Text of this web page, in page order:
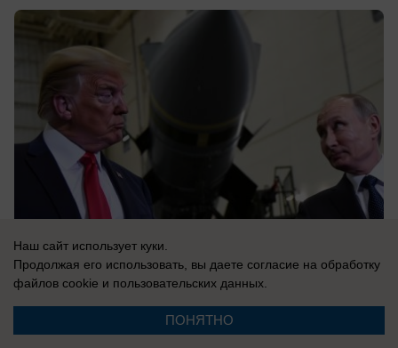
Наш сайт использует куки.
Продолжая его использовать, вы даете согласие на обработку
файлов cookie и пользовательских данных.
ПОНЯТНО